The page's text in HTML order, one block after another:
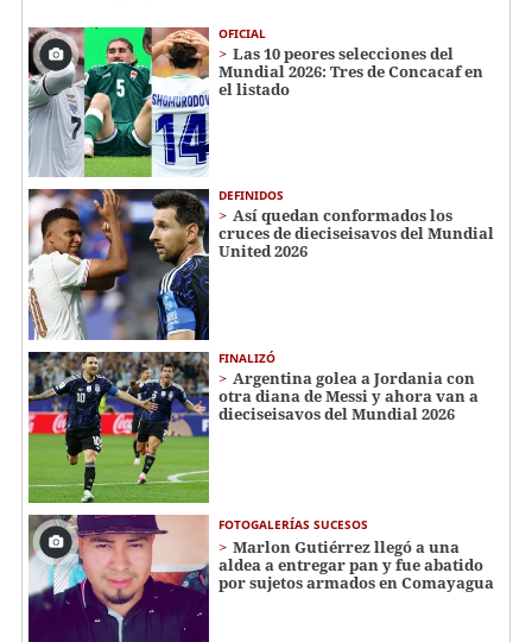
OFICIAL
Las 10 peores selecciones del
Mundial 2026: Tres de Concacaf en
el listado
DEFINIDOS
Así quedan conformados los
cruces de dieciseisavos del Mundial
United 2026
FINALIZÓ
Argentina golea a Jordania con
otra diana de Messi y ahora van a
dieciseisavos del Mundial 2026
FOTOGALERÍAS SUCESOS
Marlon Gutiérrez llegó a una
aldea a entregar pan y fue abatido
por sujetos armados en Comayagua